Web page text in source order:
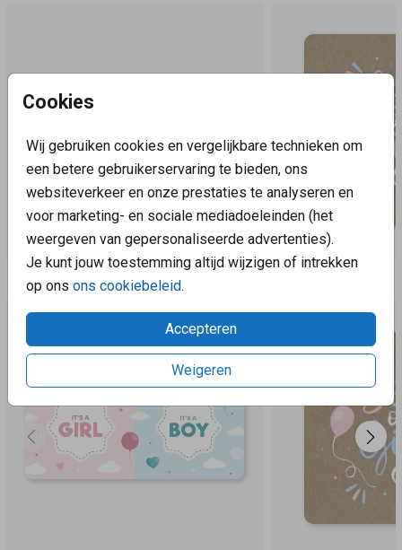
Cookies
Wij gebruiken cookies en vergelijkbare technieken om
een betere gebruikerservaring te bieden, ons
websiteverkeer en onze prestaties te analyseren en
voor marketing- en sociale mediadoeleinden (het
weergeven van gepersonaliseerde advertenties).
Je kunt jouw toestemming altijd wijzigen of intrekken
op ons ons cookiebeleid.
Accepteren
Weigeren
Aanbevolen